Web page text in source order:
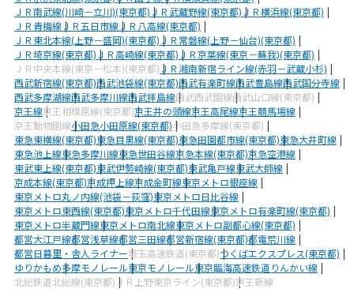
ＪＲ南武線(川崎－立川)(東京都)ＪＲ武蔵野線(東京都)ＪＲ横浜線(東京都)
ＪＲ青梅線ＪＲ五日市線ＪＲ八高線(東京都)
ＪＲ東北本線(上野－盛岡)(東京都)ＪＲ常磐線(上野－仙台)(東京都)
ＪＲ埼京線(東京都)ＪＲ高崎線(東京都)ＪＲ京葉線(東京－蘇我)(東京都)
ＪＲ中央本線(東京－松本)(東京都)ＪＲ湘南新宿ライン線(赤羽－武蔵小杉)
西武新宿線(東京都)西武池袋線(東京都)西武有楽町線西武豊島線西武国分寺線
西武多摩湖線西武多摩川線西武拝島線西武西武園線西武山口線(東京都)
京王線京王相模原線(東京都)京王井の頭線京王高尾線京王競馬場線
京王動物園線小田急小田原線(東京都)小田急多摩線(東京都)
東急東横線(東京都)東急目黒線(東京都)東急田園都市線(東京都)東急大井町線
東急池上線東急多摩川線東急世田谷線京急本線(東京都)京急空港線
東武東上線(東京都)東武伊勢崎線(東京都)東武亀戸線東武大師線
京成本線(東京都)京成押上線京成金町線東京メトロ銀座線
東京メトロ丸ノ内線(池袋－荻窪)東京メトロ日比谷線
東京メトロ東西線(東京都)東京メトロ千代田線東京メトロ有楽町線(東京都)
東京メトロ半蔵門線東京メトロ南北線東京メトロ副都心線(東京都)
都営大江戸線都営浅草線都営三田線都営新宿線(東京都)都電荒川線
都営日暮里・舎人ライナー埼玉高速鉄道(東京都)つくばエクスプレス(東京都)
ゆりかもめ多摩モノレール東京モノレール東京臨海高速鉄道りんかい線
北総鉄道北総線(東京都) ＪＲ上野東京ライン(東京都)京王新線